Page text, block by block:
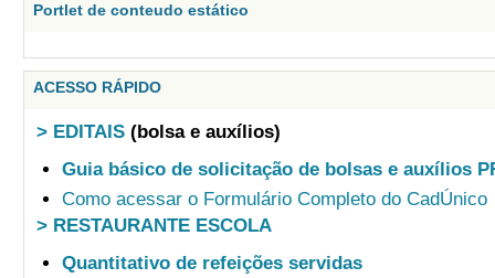
Portlet de conteudo estático
ACESSO RÁPIDO
> EDITAIS (bolsa e auxílios)
Guia básico de solicitação de bolsas e auxílios
Como acessar o Formulário Completo do CadÚnico
> RESTAURANTE ESCOLA
Quantitativo de refeições servidas